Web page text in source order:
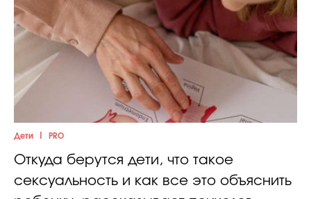
Дети PRO
Откуда берутся дети, что такое
сексуальность и как все это объяснить